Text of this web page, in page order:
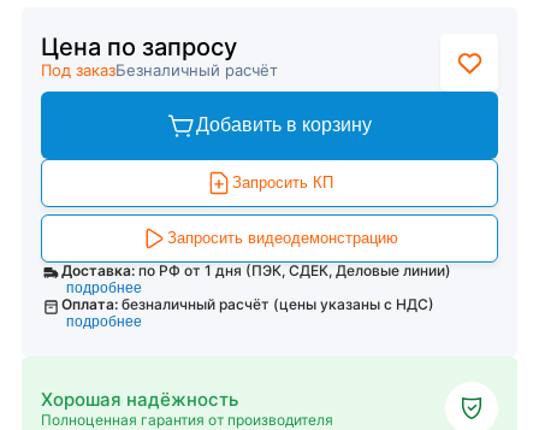
Цена по запросу
Под заказБезналичный расчёт
Добавить в корзину
Запросить КП
Запросить видеодемонстрацию
Доставка: по РФ от 1 дня (ПЭК, СДЕК, Деловые линии)
подробнее
Оплата: безналичный расчёт (цены указаны с НДС)
подробнее
Хорошая надёжность
Полноценная гарантия от производителя